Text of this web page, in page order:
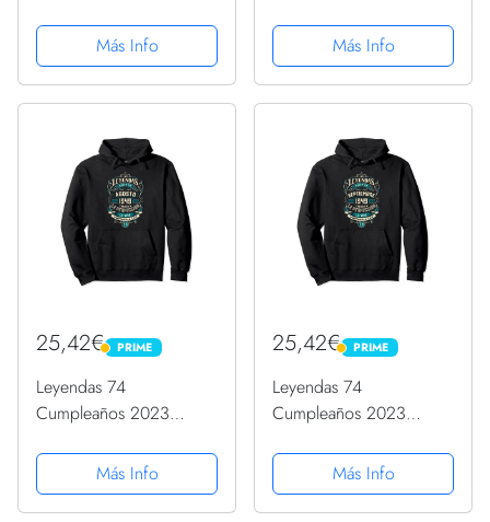
Más Info
Más Info
25,42€ PRIME
PRIME
Leyendas 74
Cumpleaños 2023
1949 Sudadera con
Capucha
Más Info
25,42€ PRIME
PRIME
Leyendas 74
Cumpleaños 2023
De 1949 Sudadera con
Capucha
Más Info